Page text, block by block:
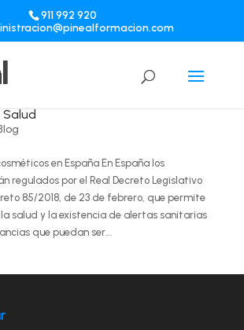
911 992 920
en España En España los
regulados por el Real Decreto Legislativo
85/2018, de 23 de febrero, que permite
salud y la existencia de alertas sanitarias
que puedan ser...